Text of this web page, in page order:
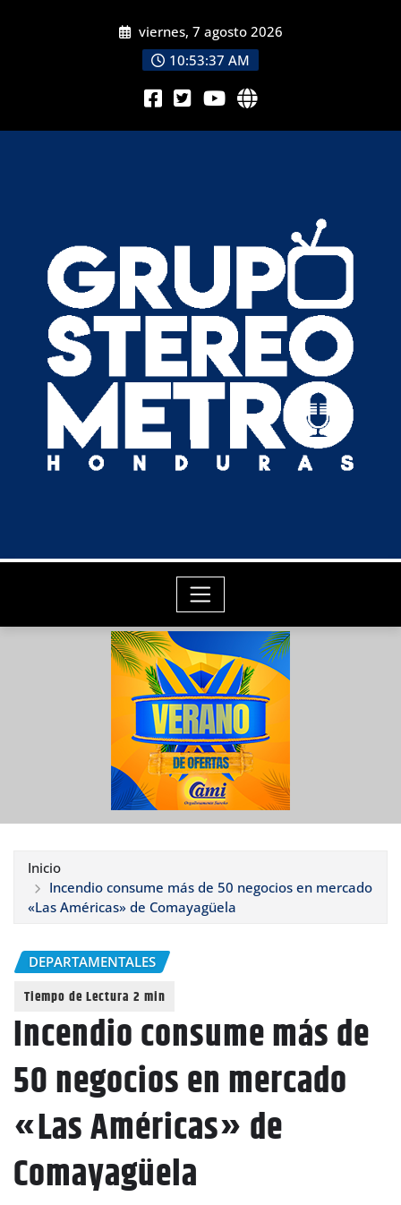
viernes, 7 agosto 2026
10:53:39 AM
Inicio
Incendio consume más de 50 negocios en mercado
«Las Américas» de Comayagüela
DEPARTAMENTALES
Incendio consume más de
50 negocios en mercado
«Las Américas» de
Comayagüela